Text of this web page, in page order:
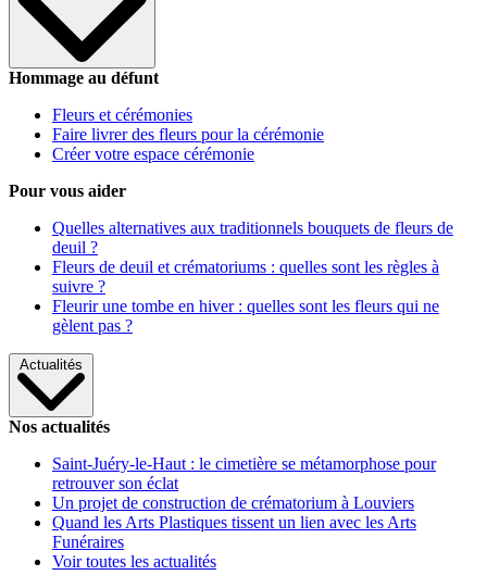
Hommage au défunt
Fleurs et cérémonies
Faire livrer des fleurs pour la cérémonie
Créer votre espace cérémonie
Pour vous aider
Quelles alternatives aux traditionnels bouquets de fleurs de
deuil ?
Fleurs de deuil et crématoriums : quelles sont les règles à
suivre ?
Fleurir une tombe en hiver : quelles sont les fleurs qui ne
gèlent pas ?
Actualités
Nos actualités
Saint-Juéry-le-Haut : le cimetière se métamorphose pour
retrouver son éclat
Un projet de construction de crématorium à Louviers
Quand les Arts Plastiques tissent un lien avec les Arts
Funéraires
Voir toutes les actualités